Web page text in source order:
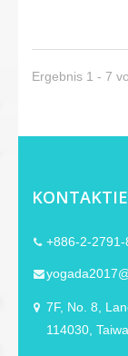
Ergebnis 1 - 7
+886-2-2791-
7F, No. 8,
114030,